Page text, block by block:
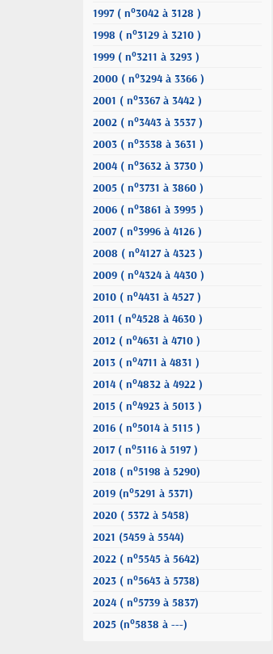
1997 ( n°3042 à 3128 )
1998 ( n°3129 à 3210 )
1999 ( n°3211 à 3293 )
2000 ( n°3294 à 3366 )
2001 ( n°3367 à 3442 )
2002 ( n°3443 à 3537 )
2003 ( n°3538 à 3631 )
2004 ( n°3632 à 3730 )
2005 ( n°3731 à 3860 )
2006 ( n°3861 à 3995 )
2007 ( n°3996 à 4126 )
2008 ( n°4127 à 4323 )
2009 ( n°4324 à 4430 )
2010 ( n°4431 à 4527 )
2011 ( n°4528 à 4630 )
2012 ( n°4631 à 4710 )
2013 ( n°4711 à 4831 )
2014 ( n°4832 à 4922 )
2015 ( n°4923 à 5013 )
2016 ( n°5014 à 5115 )
2017 ( n°5116 à 5197 )
2018 ( n°5198 à 5290)
2019 (n°5291 à 5371)
2020 ( 5372 à 5458)
2021 (5459 à 5544)
2022 ( n°5545 à 5642)
2023 ( n°5643 à 5738)
2024 ( n°5739 à 5837)
2025 (n°5838 à ---)